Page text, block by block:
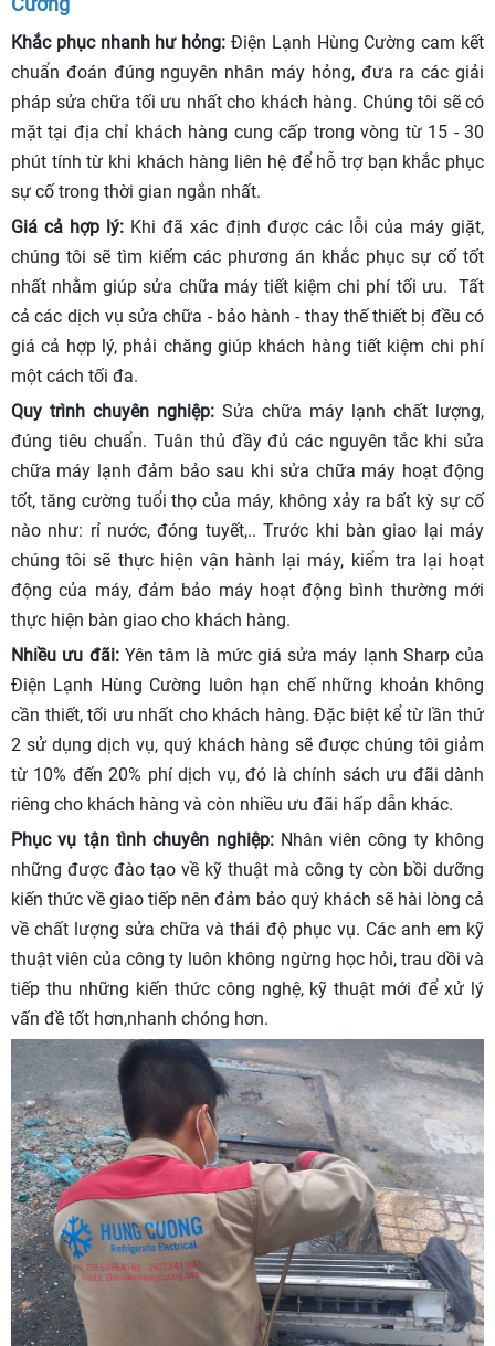
Khắc phục nhanh hư hỏng: Điện Lạnh Hùng Cường cam kết
chuẩn đoán đúng nguyên nhân máy hỏng, đưa ra các giải
pháp sửa chữa tối ưu nhất cho khách hàng. Chúng tôi sẽ có
mặt tại địa chỉ khách hàng cung cấp trong vòng từ 15 - 30
phút tính từ khi khách hàng liên hệ để hỗ trợ bạn khắc phục
sự cố trong thời gian ngắn nhất.
Giá cả hợp lý: Khi đã xác định được các lỗi của máy giặt,
chúng tôi sẽ tìm kiếm các phương án khắc phục sự cố tốt
nhất nhằm giúp sửa chữa máy tiết kiệm chi phí tối ưu. Tất
cả các dịch vụ sửa chữa - bảo hành - thay thế thiết bị đều có
giá cả hợp lý, phải chăng giúp khách hàng tiết kiệm chi phí
một cách tối đa.
Quy trình chuyên nghiệp: Sửa chữa máy lạnh chất lượng,
đúng tiêu chuẩn. Tuân thủ đầy đủ các nguyên tắc khi sửa
chữa máy lạnh đảm bảo sau khi sửa chữa máy hoạt động
tốt, tăng cường tuổi thọ của máy, không xảy ra bất kỳ sự cố
nào như: rỉ nước, đóng tuyết,.. Trước khi bàn giao lại máy
chúng tôi sẽ thực hiện vận hành lại máy, kiểm tra lại hoạt
động của máy, đảm bảo máy hoạt động bình thường mới
thực hiện bàn giao cho khách hàng.
Nhiều ưu đãi:Yên tâm là mức giá sửa máy lạnh Sharp của
Điện Lạnh Hùng Cường luôn hạn chế những khoản không
cần thiết, tối ưu nhất cho khách hàng. Đặc biệt kể từ lần thứ
2 sử dụng dịch vụ, quý khách hàng sẽ được chúng tôi giảm
từ 10% đến 20% phí dịch vụ, đó là chính sách ưu đãi dành
riêng cho khách hàng và còn nhiều ưu đãi hấp dẫn khác.
Phục vụ tận tình chuyên nghiệp:Nhân viên công ty không
những được đào tạo về kỹ thuật mà công ty còn bồi dưỡng
kiến thức về giao tiếp nên đảm bảo quý khách sẽ hài lòng cả
về chất lượng sửa chữa và thái độ phục vụ. Các anh em kỹ
thuật viên của công ty luôn không ngừng học hỏi, trau dồi và
tiếp thu những kiến thức công nghệ, kỹ thuật mới để xử lý
vấn đề tốt hơn,nhanh chóng hơn.